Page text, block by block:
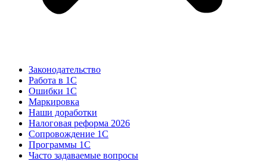
Законодательство
Работа в 1С
Ошибки 1С
Маркировка
Наши доработки
Налоговая реформа 2026
Сопровождение 1С
Программы 1С
Часто задаваемые вопросы